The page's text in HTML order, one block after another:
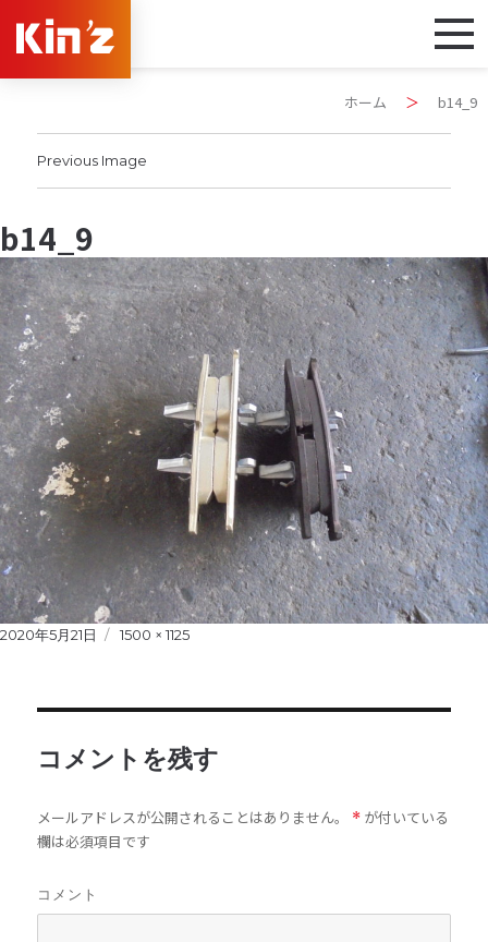
ホーム ＞ b14_9
Previous Image
b14_9
Posted
2020年5月21日
Full
1500 × 1125
コメントを残す
メールアドレスが公開されることはありません。 * が付いている
欄は必須項目です
コメント